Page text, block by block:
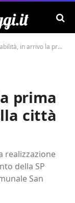
in arrivo la prima circonvallazione della città di Fasano
prima
città
realizzazione
della SP
San